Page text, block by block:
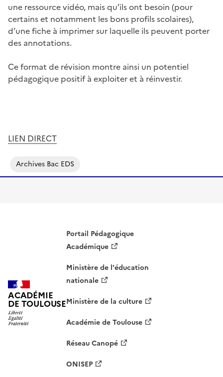
une ressource vidéo, mais qu’ils ont besoin (pour
certains et notamment les bons profils scolaires),
d’une fiche à imprimer sur laquelle ils peuvent porter
des annotations.
Ce format de révision montre ainsi un potentiel
pédagogique positif à exploiter et à réinvestir.
LIEN DIRECT
Archives Bac EDS
ACADÉMIE
DE TOULOUSE
Portail Pédagogique
Académique
Ministère de l'éducation
nationale
Ministère de la culture
Académie de Toulouse
Réseau Canopé
ONISEP